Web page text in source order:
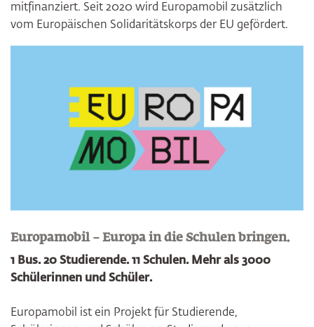
mitfinanziert. Seit 2020 wird Europamobil zusätzlich
vom Europäischen Solidaritätskorps der EU gefördert.
Europamobil – Europa in die Schulen bringen.
1 Bus. 20 Studierende. 11 Schulen. Mehr als 3000
Schülerinnen und Schüler.
Europamobil ist ein Projekt für Studierende,